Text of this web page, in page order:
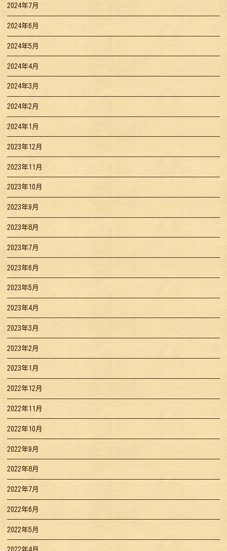
2024年7月
2024年6月
2024年5月
2024年4月
2024年3月
2024年2月
2024年1月
2023年12月
2023年11月
2023年10月
2023年9月
2023年8月
2023年7月
2023年6月
2023年5月
2023年4月
2023年3月
2023年2月
2023年1月
2022年12月
2022年11月
2022年10月
2022年9月
2022年8月
2022年7月
2022年6月
2022年5月